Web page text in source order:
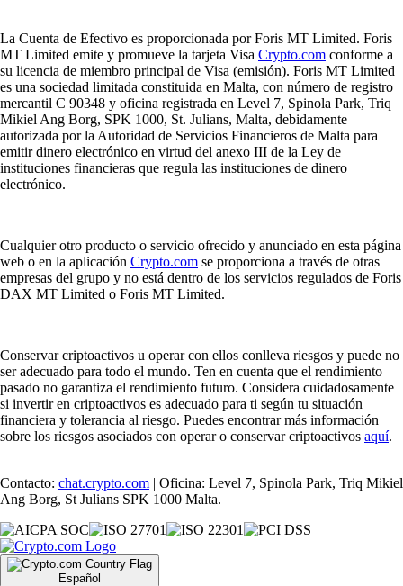
La Cuenta de Efectivo es proporcionada por Foris MT Limited. Foris
MT Limited emite y promueve la tarjeta Visa Crypto.com conforme a
su licencia de miembro principal de Visa (emisión). Foris MT Limited
es una sociedad limitada constituida en Malta, con número de registro
mercantil C 90348 y oficina registrada en Level 7, Spinola Park, Triq
Mikiel Ang Borg, SPK 1000, St. Julians, Malta, debidamente
autorizada por la Autoridad de Servicios Financieros de Malta para
emitir dinero electrónico en virtud del anexo III de la Ley de
instituciones financieras que regula las instituciones de dinero
electrónico.
Cualquier otro producto o servicio ofrecido y anunciado en esta página
web o en la aplicación Crypto.com se proporciona a través de otras
empresas del grupo y no está dentro de los servicios regulados de Foris
DAX MT Limited o Foris MT Limited.
Conservar criptoactivos u operar con ellos conlleva riesgos y puede no
ser adecuado para todo el mundo. Ten en cuenta que el rendimiento
pasado no garantiza el rendimiento futuro. Considera cuidadosamente
si invertir en criptoactivos es adecuado para ti según tu situación
financiera y tolerancia al riesgo. Puedes encontrar más información
sobre los riesgos asociados con operar o conservar criptoactivos aquí.
Contacto: chat.crypto.com | Oficina: Level 7, Spinola Park, Triq Mikiel
Ang Borg, St Julians SPK 1000 Malta.
Español